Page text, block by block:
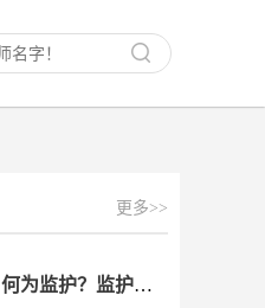
更多>>
何为监护？监护人权利义务？监护人变更与监护权转移？夫妻离婚，监护权判给谁？